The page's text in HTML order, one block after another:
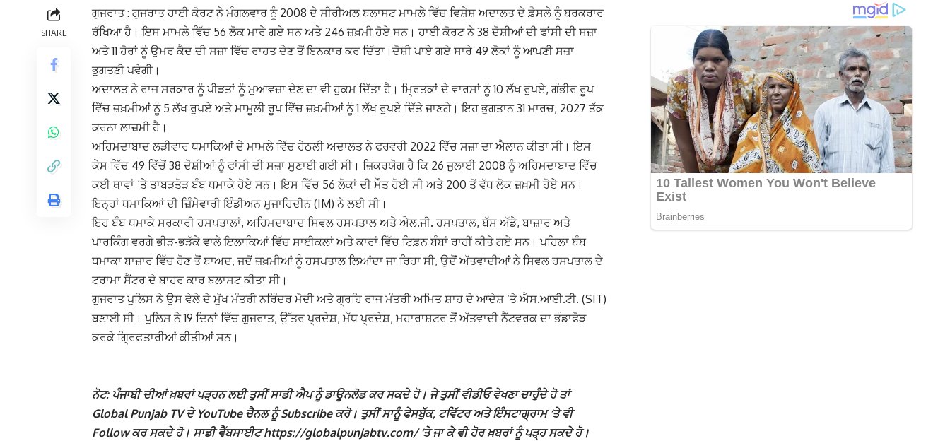
SHARE
ਗੁਜਰਾਤ : ਗੁਜਰਾਤ ਹਾਈ ਕੋਰਟ ਨੇ ਮੰਗਲਵਾਰ ਨੂੰ 2008 ਦੇ ਸੀਰੀਅਲ ਬਲਾਸਟ ਮਾਮਲੇ ਵਿੱਚ ਵਿਸ਼ੇਸ਼ ਅਦਾਲਤ ਦੇ ਫ਼ੈਸਲੇ ਨੂੰ ਬਰਕਰਾਰ
ਰੱਖਿਆ ਹੈ। ਇਸ ਮਾਮਲੇ ਵਿੱਚ 56 ਲੋਕ ਮਾਰੇ ਗਏ ਸਨ ਅਤੇ 246 ਜ਼ਖ਼ਮੀ ਹੋਏ ਸਨ। ਹਾਈ ਕੋਰਟ ਨੇ 38 ਦੋਸ਼ੀਆਂ ਦੀ ਫਾਂਸੀ ਦੀ ਸਜ਼ਾ
ਅਤੇ 11 ਹੋਰਾਂ ਨੂੰ ਉਮਰ ਕੈਦ ਦੀ ਸਜ਼ਾ ਵਿੱਚ ਰਾਹਤ ਦੇਣ ਤੋਂ ਇਨਕਾਰ ਕਰ ਦਿੱਤਾ।ਦੋਸ਼ੀ ਪਾਏ ਗਏ ਸਾਰੇ 49 ਲੋਕਾਂ ਨੂੰ ਆਪਣੀ ਸਜ਼ਾ
ਭੁਗਤਣੀ ਪਵੇਗੀ।
ਅਦਾਲਤ ਨੇ ਰਾਜ ਸਰਕਾਰ ਨੂੰ ਪੀੜਤਾਂ ਨੂੰ ਮੁਆਵਜ਼ਾ ਦੇਣ ਦਾ ਵੀ ਹੁਕਮ ਦਿੱਤਾ ਹੈ। ਮ੍ਰਿਤਕਾਂ ਦੇ ਵਾਰਸਾਂ ਨੂੰ 10 ਲੱਖ ਰੁਪਏ, ਗੰਭੀਰ ਰੂਪ
ਵਿੱਚ ਜ਼ਖ਼ਮੀਆਂ ਨੂੰ 5 ਲੱਖ ਰੁਪਏ ਅਤੇ ਮਾਮੂਲੀ ਰੂਪ ਵਿੱਚ ਜ਼ਖ਼ਮੀਆਂ ਨੂੰ 1 ਲੱਖ ਰੁਪਏ ਦਿੱਤੇ ਜਾਣਗੇ। ਇਹ ਭੁਗਤਾਨ 31 ਮਾਰਚ, 2027 ਤੱਕ
ਕਰਨਾ ਲਾਜ਼ਮੀ ਹੈ।
ਅਹਿਮਦਾਬਾਦ ਲੜੀਵਾਰ ਧਮਾਕਿਆਂ ਦੇ ਮਾਮਲੇ ਵਿੱਚ ਹੇਠਲੀ ਅਦਾਲਤ ਨੇ ਫਰਵਰੀ 2022 ਵਿੱਚ ਸਜ਼ਾ ਦਾ ਐਲਾਨ ਕੀਤਾ ਸੀ। ਇਸ
ਕੇਸ ਵਿੱਚ 49 ਵਿੱਚੋਂ 38 ਦੋਸ਼ੀਆਂ ਨੂੰ ਫਾਂਸੀ ਦੀ ਸਜ਼ਾ ਸੁਣਾਈ ਗਈ ਸੀ। ਜ਼ਿਕਰਯੋਗ ਹੈ ਕਿ 26 ਜੁਲਾਈ 2008 ਨੂੰ ਅਹਿਮਦਾਬਾਦ ਵਿੱਚ
ਕਈ ਥਾਵਾਂ ‘ਤੇ ਤਾਬੜਤੋੜ ਬੰਬ ਧਮਾਕੇ ਹੋਏ ਸਨ। ਇਸ ਵਿੱਚ 56 ਲੋਕਾਂ ਦੀ ਮੌਤ ਹੋਈ ਸੀ ਅਤੇ 200 ਤੋਂ ਵੱਧ ਲੋਕ ਜ਼ਖ਼ਮੀ ਹੋਏ ਸਨ।
ਇਨ੍ਹਾਂ ਧਮਾਕਿਆਂ ਦੀ ਜ਼ਿੰਮੇਵਾਰੀ ਇੰਡੀਅਨ ਮੁਜਾਹਿਦੀਨ (IM) ਨੇ ਲਈ ਸੀ।
ਇਹ ਬੰਬ ਧਮਾਕੇ ਸਰਕਾਰੀ ਹਸਪਤਾਲਾਂ, ਅਹਿਮਦਾਬਾਦ ਸਿਵਲ ਹਸਪਤਾਲ ਅਤੇ ਐਲ.ਜੀ. ਹਸਪਤਾਲ, ਬੱਸ ਅੱਡੇ, ਬਾਜ਼ਾਰ ਅਤੇ
ਪਾਰਕਿੰਗ ਵਰਗੇ ਭੀੜ-ਭੜੱਕੇ ਵਾਲੇ ਇਲਾਕਿਆਂ ਵਿੱਚ ਸਾਈਕਲਾਂ ਅਤੇ ਕਾਰਾਂ ਵਿੱਚ ਟਿਫ਼ਨ ਬੰਬਾਂ ਰਾਹੀਂ ਕੀਤੇ ਗਏ ਸਨ। ਪਹਿਲਾ ਬੰਬ
ਧਮਾਕਾ ਬਾਜ਼ਾਰ ਵਿੱਚ ਹੋਣ ਤੋਂ ਬਾਅਦ, ਜਦੋਂ ਜ਼ਖ਼ਮੀਆਂ ਨੂੰ ਹਸਪਤਾਲ ਲਿਆਂਦਾ ਜਾ ਰਿਹਾ ਸੀ, ਉਦੋਂ ਅੱਤਵਾਦੀਆਂ ਨੇ ਸਿਵਲ ਹਸਪਤਾਲ ਦੇ
ਟਰਾਮਾ ਸੈਂਟਰ ਦੇ ਬਾਹਰ ਕਾਰ ਬਲਾਸਟ ਕੀਤਾ ਸੀ।
ਗੁਜਰਾਤ ਪੁਲਿਸ ਨੇ ਉਸ ਵੇਲੇ ਦੇ ਮੁੱਖ ਮੰਤਰੀ ਨਰਿੰਦਰ ਮੋਦੀ ਅਤੇ ਗ੍ਰਹਿ ਰਾਜ ਮੰਤਰੀ ਅਮਿਤ ਸ਼ਾਹ ਦੇ ਆਦੇਸ਼ ‘ਤੇ ਐਸ.ਆਈ.ਟੀ. (SIT)
ਬਣਾਈ ਸੀ। ਪੁਲਿਸ ਨੇ 19 ਦਿਨਾਂ ਵਿੱਚ ਗੁਜਰਾਤ, ਉੱਤਰ ਪ੍ਰਦੇਸ਼, ਮੱਧ ਪ੍ਰਦੇਸ਼, ਮਹਾਰਾਸ਼ਟਰ ਤੋਂ ਅੱਤਵਾਦੀ ਨੈੱਟਵਰਕ ਦਾ ਭੰਡਾਫੋੜ
ਕਰਕੇ ਗ੍ਰਿਫ਼ਤਾਰੀਆਂ ਕੀਤੀਆਂ ਸਨ।
ਨੋਟ: ਪੰਜਾਬੀ ਦੀਆਂ ਖ਼ਬਰਾਂ ਪੜ੍ਹਨ ਲਈ ਤੁਸੀਂ ਸਾਡੀ ਐਪ ਨੂੰ ਡਾਊਨਲੋਡ ਕਰ ਸਕਦੇ ਹੋ। ਜੇ ਤੁਸੀਂ ਵੀਡੀਓ ਵੇਖਣਾ ਚਾਹੁੰਦੇ ਹੋ ਤਾਂ
Global Punjab TV ਦੇ YouTube ਚੈਨਲ ਨੂੰ Subscribe ਕਰੋ। ਤੁਸੀਂ ਸਾਨੂੰ ਫੇਸਬੁੱਕ, ਟਵਿੱਟਰ ਅਤੇ ਇੰਸਟਾਗ੍ਰਾਮ ‘ਤੇ ਵੀ
Follow ਕਰ ਸਕਦੇ ਹੋ। ਸਾਡੀ ਵੈੱਬਸਾਈਟ https://globalpunjabtv.com/ ‘ਤੇ ਜਾ ਕੇ ਵੀ ਹੋਰ ਖ਼ਬਰਾਂ ਨੂੰ ਪੜ੍ਹ ਸਕਦੇ ਹੋ।